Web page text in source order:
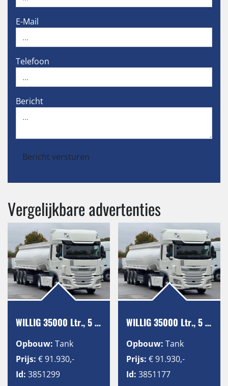
E-Mail
Telefoon
Bericht
Bericht versturen
Vergelijkbare advertenties
WILLIG 35000 Ltr., 5 Kammern, ADR, SAF
Opbouw: Tank
Prijs: € 91.930,-
Id: 3851299
WILLIG 35000 Ltr., 5 Kammern, ADR, SAF
Opbouw: Tank
Prijs: € 91.930,-
Id: 3851177